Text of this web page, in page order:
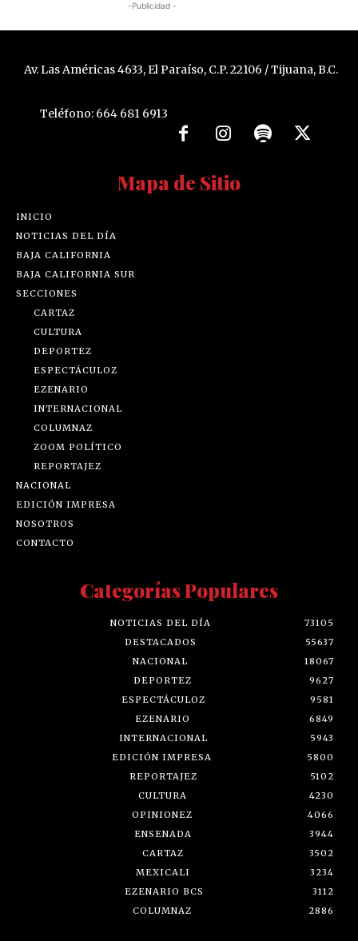
-Publicidad -
Av. Las Américas 4633, El Paraíso, C.P. 22106 / Tijuana, B.C.
Teléfono: 664 681 6913
Mapa de Sitio
INICIO
NOTICIAS DEL DÍA
BAJA CALIFORNIA
BAJA CALIFORNIA SUR
SECCIONES
CARTAZ
CULTURA
DEPORTEZ
ESPECTÁCULOZ
EZENARIO
INTERNACIONAL
COLUMNAZ
ZOOM POLÍTICO
REPORTAJEZ
NACIONAL
EDICIÓN IMPRESA
NOSOTROS
CONTACTO
Categorías Populares
NOTICIAS DEL DÍA
73105
DESTACADOS
55637
NACIONAL
18067
DEPORTEZ
9627
ESPECTÁCULOZ
9581
EZENARIO
6849
INTERNACIONAL
5943
EDICIÓN IMPRESA
5800
REPORTAJEZ
5102
CULTURA
4230
OPINIONEZ
4066
ENSENADA
3944
CARTAZ
3502
MEXICALI
3234
EZENARIO BCS
3112
COLUMNAZ
2886